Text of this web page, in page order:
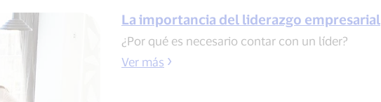
La importancia del liderazgo empresarial
¿Por qué es necesario contar con un líder?
Ver más